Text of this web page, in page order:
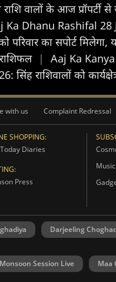
वालों के आज प्रॉपर्टी
Ka Dhanu Rashifal 28
परिवार का सपोर्ट
| Aaj Ka Kanya
राशिवालों को
with us Complaint Redressal
SHOPPING:
Diaries
Press
Darjeeling
Session Live Maa